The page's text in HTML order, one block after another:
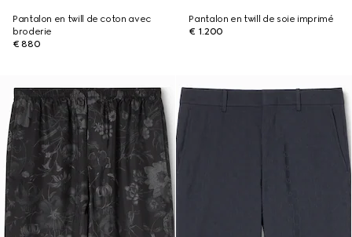
Pantalon en twill de coton avec
broderie
€ 880
Pantalon en twill de soie imprimé
€ 1.200